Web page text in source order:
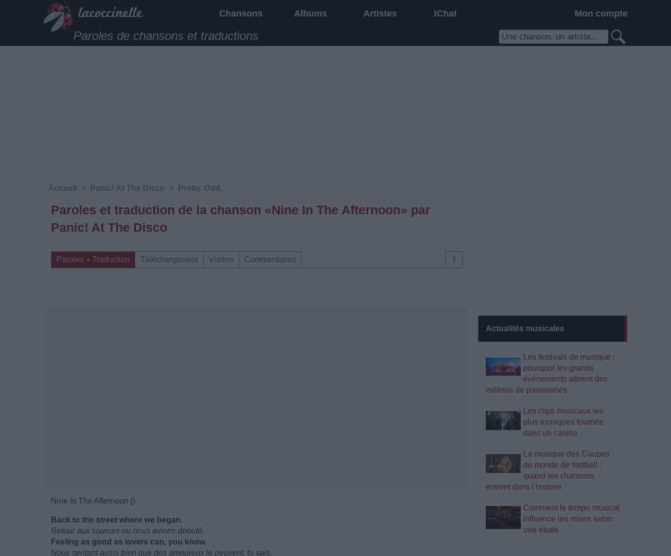
Chansons Albums Artistes tChat Mon compte
Paroles de chansons et traductions
Actualités musicales
Les festivals de musique :
pourquoi les grands
événements attirent des
millions de passionnés
Les clips musicaux les
plus iconiques tournés
dans un casino
La musique des Coupes
du monde de football :
quand les chansons
entrent dans l’histoire
Comment le tempo musical
influence les mises selon
une étude
Accueil > Panic! At The Disco > Pretty. Odd.
Paroles et traduction de la chanson «Nine In The Afternoon» par
Panic! At The Disco
⇑
Paroles + Traduction Téléchargement Vidéos Commentaires
Nine In The Afternoon ()
Back to the street where we began.
Retour aux sources ou nous avions débuté.
Feeling as good as lovers can, you know.
Nous sentant aussi bien que des amoureux le peuvent, tu sais.